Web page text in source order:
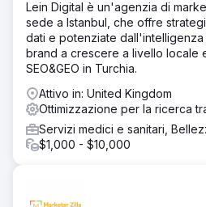
Lein Digital è un'agenzia di
sede a Istanbul, che offre
dati e potenziate
brand a crescere a livello locale
SEO&GEO in Turchia.
Attivo in: United Kingdom
Ottimizzazione per la ricerca
Servizi medici e sanitari,
$1,000 - $10,000